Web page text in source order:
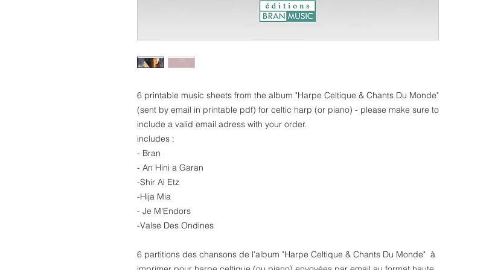
6 printable music sheets from the album "Harpe Celtique & Chants Du Monde"
(sent by email in printable pdf) for celtic harp (or piano) - please make sure to
include a valid email adress with your order.
includes :
- Bran
- An Hini a Garan
-Shir Al Etz
-Hija Mia
- Je M'Endors
-Valse Des Ondines
6 partitions des chansons de l'album "Harpe Celtique & Chants Du Monde" à